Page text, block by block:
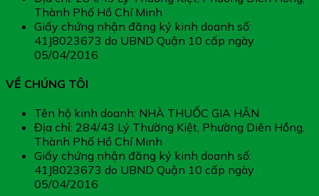
Thành Phố Hồ Chí Minh
Giấy chứng nhận đăng ký kinh doanh số:
41J8023673 do UBND Quận 10 cấp ngày
05/04/2016
VỀ CHÚNG TÔI
Tên hộ kinh doanh: NHÀ THUỐC GIA HÂN
Địa chỉ: 284/43 Lý Thường Kiệt, Phường Diên Hồng,
Thành Phố Hồ Chí Minh
Giấy chứng nhận đăng ký kinh doanh số:
41J8023673 do UBND Quận 10 cấp ngày
05/04/2016